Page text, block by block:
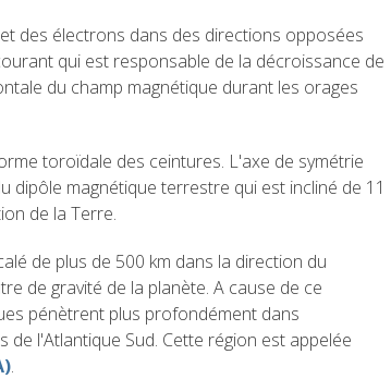
des électrons dans des directions opposées
qui est responsable de la décroissance de
du champ magnétique durant les orages
toroïdale des ceintures. L'axe de symétrie
dipôle magnétique terrestre qui est incliné de 11
de la Terre.
de plus de 500 km dans la direction du
de gravité de la planète. A cause de ce
pénètrent plus profondément dans
l'Atlantique Sud. Cette région est appelée
.